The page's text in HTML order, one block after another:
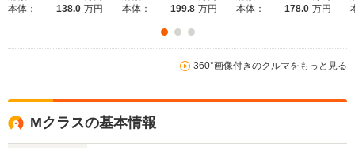
燃費
-m
-m
本体：
138.0 万円
本体：
199.8 万円
本体：
178.0 万円
360°画像付きのクルマをもっと見る
Mクラスの基本情報